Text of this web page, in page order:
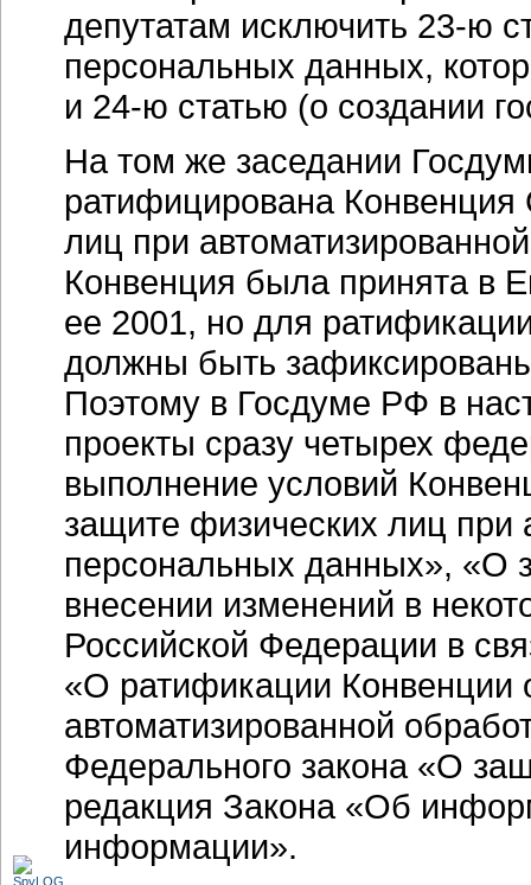
депутатам исключить 23-ю
персональных данных,
и 24-ю статью (о создании
На том же заседании
ратифицирована
лиц при
Конвенция была принята в
ее 2001, но для
должны быть
Поэтому в Госдуме РФ в
проекты сразу четырех
выполнение условий
защите физических лиц при
персональных данных», «О
внесении изменений в
Российской Федерации в
«О ратификации Конвенции
автоматизированной
Федерального закона «О
редакция Закона «Об
информации».